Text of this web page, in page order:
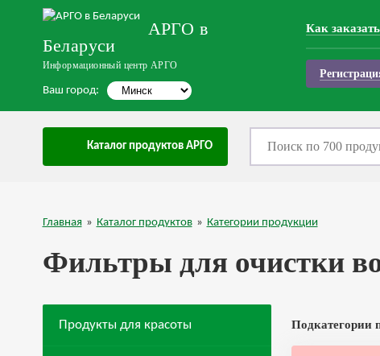
АРГО в
Беларуси
Информационный центр АРГО
Ваш город:
Как заказать
Каталог продуктов АРГО
Главная » Каталог продуктов » Категории продукции
Фильтры для очистки
Подкатегории
Продукты для красоты